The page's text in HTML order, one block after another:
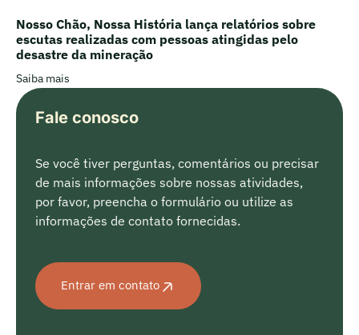
Nosso Chão, Nossa História lança relatórios sobre
escutas realizadas com pessoas atingidas pelo
desastre da mineração
Saiba mais
Fale conosco
Se você tiver perguntas, comentários ou precisar
de mais informações sobre nossas atividades,
por favor, preencha o formulário ou utilize as
informações de contato fornecidas.
Entrar em contato